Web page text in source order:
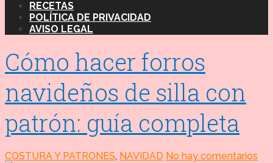
RECETAS
POLÍTICA DE PRIVACIDAD
AVISO LEGAL
Cómo hacer forros
navideños de silla con
patrón: guía completa
COSTURA Y PATRONES, NAVIDAD No hay comentarios